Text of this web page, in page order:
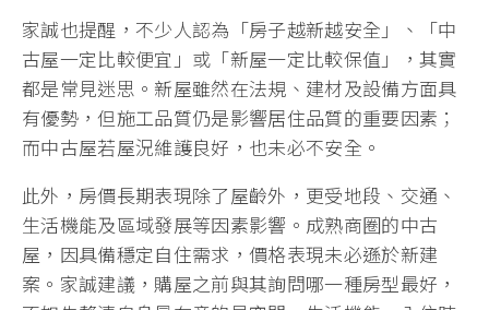
家誠也提醒，不少人認為「房子越新越安全」、「中
古屋一定比較便宜」或「新屋一定比較保值」，其實
都是常見迷思。新屋雖然在法規、建材及設備方面具
有優勢，但施工品質仍是影響居住品質的重要因素；
而中古屋若屋況維護良好，也未必不安全。
此外，房價長期表現除了屋齡外，更受地段、交通、
生活機能及區域發展等因素影響。成熟商圈的中古
屋，因具備穩定自住需求，價格表現未必遜於新建
案。家誠建議，購屋之前與其詢問哪一種房型最好，